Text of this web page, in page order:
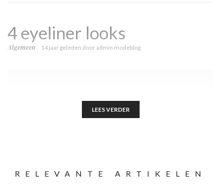
4 eyeliner looks
Algemeen 14 jaar geleden dooradmin modeblog
LEES VERDER
RELEVANTE ARTIKELEN